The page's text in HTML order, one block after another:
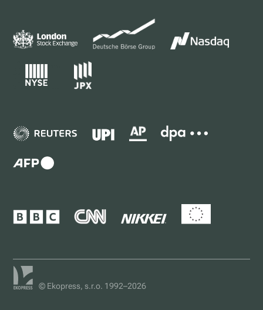
© Ekopress, s.r.o. 1992–2026